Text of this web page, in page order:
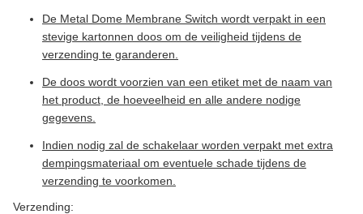
De Metal Dome Membrane Switch wordt verpakt in een
stevige kartonnen doos om de veiligheid tijdens de
verzending te garanderen.
De doos wordt voorzien van een etiket met de naam van
het product, de hoeveelheid en alle andere nodige
gegevens.
Indien nodig zal de schakelaar worden verpakt met extra
dempingsmateriaal om eventuele schade tijdens de
verzending te voorkomen.
Verzending: